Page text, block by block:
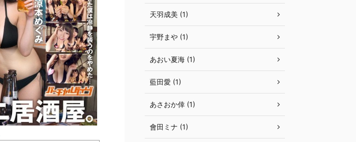
天羽成美 (1)
宇野まや (1)
あおい夏海 (1)
藍田愛 (1)
あさおか倖 (1)
會田ミナ (1)